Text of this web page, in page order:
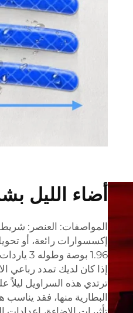
أضاء الليل
إكسسوارات رائعة، أو
إذا كان لديك تمدد رباعي
البطارية منها، فقد